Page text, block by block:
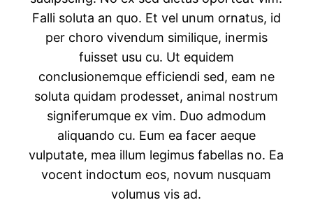
Falli soluta an quo. Et vel unum ornatus, id
per choro vivendum similique, inermis
fuisset usu cu. Ut equidem
conclusionemque efficiendi sed, eam ne
soluta quidam prodesset, animal nostrum
signiferumque ex vim. Duo admodum
aliquando cu. Eum ea facer aeque
vulputate, mea illum legimus fabellas no. Ea
vocent indoctum eos, novum nusquam
volumus vis ad.